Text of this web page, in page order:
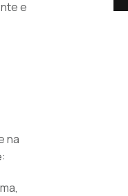
e
na